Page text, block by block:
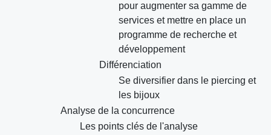
pour augmenter sa gamme de
services et mettre en place un
programme de recherche et
développement
Différenciation
Se diversifier dans le piercing et
les bijoux
Analyse de la concurrence
Les points clés de l'analyse